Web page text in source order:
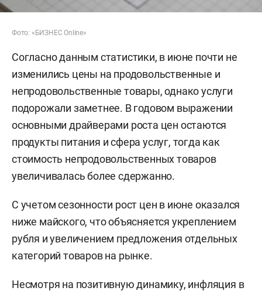
Фото: «БИЗНЕС Online»
Согласно данным статистики, в июне почти не
изменились цены на продовольственные и
непродовольственные товары, однако услуги
подорожали заметнее. В годовом выражении
основными драйверами роста цен остаются
продукты питания и сфера услуг, тогда как
стоимость непродовольственных товаров
увеличивалась более сдержанно.
С учетом сезонности рост цен в июне оказался
ниже майского, что объясняется укреплением
рубля и увеличением предложения отдельных
категорий товаров на рынке.
Несмотря на позитивную динамику, инфляция в